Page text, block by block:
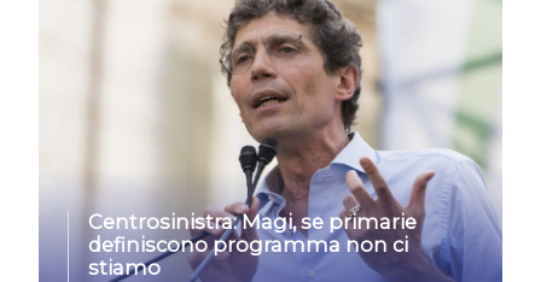
Centrosinistra: Magi, se primarie
definiscono programma non ci
stiamo